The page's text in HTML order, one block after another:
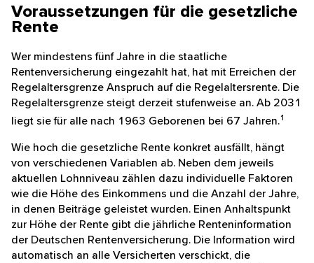
Voraussetzungen für die
gesetzliche Rente
Wer mindestens fünf Jahre in die staatliche
Rentenversicherung eingezahlt hat, hat mit Erreichen
der Regelaltersgrenze Anspruch auf die
Regelaltersrente. Die Regelaltersgrenze steigt derzeit
stufenweise an. Ab 2031 liegt sie für alle nach 1963
Wie hoch die gesetzliche Rente konkret ausfällt, hängt
von verschiedenen Variablen ab. Neben dem jeweils
aktuellen Lohnniveau zählen dazu individuelle
Faktoren wie die Höhe des Einkommens und die
Anzahl der Jahre, in denen Beiträge geleistet wurden.
Einen Anhaltspunkt zur Höhe der Rente gibt die
jährliche Renteninformation der Deutschen